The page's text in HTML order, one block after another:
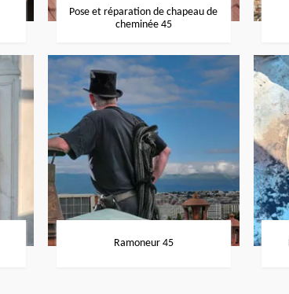
Pose et réparation de chapeau de
cheminée 45
Ramoneur 45